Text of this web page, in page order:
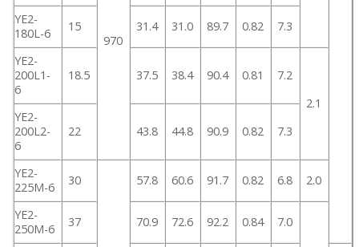
970
YE2-
180L-6
15 31.4 31.0 89.7 0.82 7.3
YE2-
200L1-
6
18.5 37.5 38.4 90.4 0.81
7.2
2.1
YE2-
200L2-
6
22 43.8 44.8 90.9 0.82 7.3
YE2-
225M-6
30 57.8 60.6 91.7 0.82 6.8 2.0
YE2-
250M-6
37 70.9 72.6 92.2 0.84 7.0